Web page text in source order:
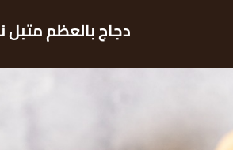
دجاج بالعظم